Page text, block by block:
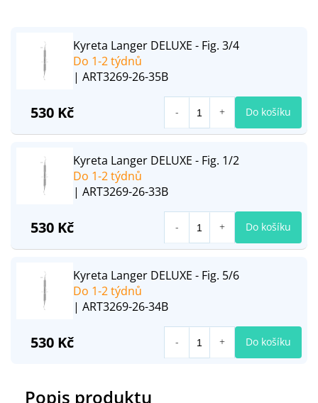
Popis produktu
Kyreta Langer DELUXE - Fig. 3/4
Do 1-2 týdnů
| ART3269-26-35B
530 Kč Do košíku
Kyreta Langer DELUXE - Fig. 1/2
Do 1-2 týdnů
| ART3269-26-33B
530 Kč Do košíku
Kyreta Langer DELUXE - Fig. 5/6
Do 1-2 týdnů
| ART3269-26-34B
530 Kč Do košíku